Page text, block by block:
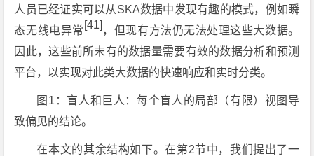
人员已经证实可以从SKA数据中发现有趣的模式，例如瞬
态无线电异常 [41]，但现有方法仍无法处理这些大数据。
因此，这些前所未有的数据量需要有效的数据分析和预测
平台，以实现对此类大数据的快速响应和实时分类。
图1：盲人和巨人：每个盲人的局部（有限）视图导
致偏见的结论。
在本文的其余结构如下。在第2节中，我们提出了一